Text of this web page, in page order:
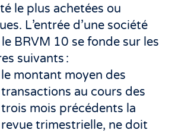
le plus achetées ou
L’entrée d’une société
BRVM 10 se fonde sur les
suivants :
le montant moyen des
transactions au cours des
trois mois précédents la
revue trimestrielle, ne doit